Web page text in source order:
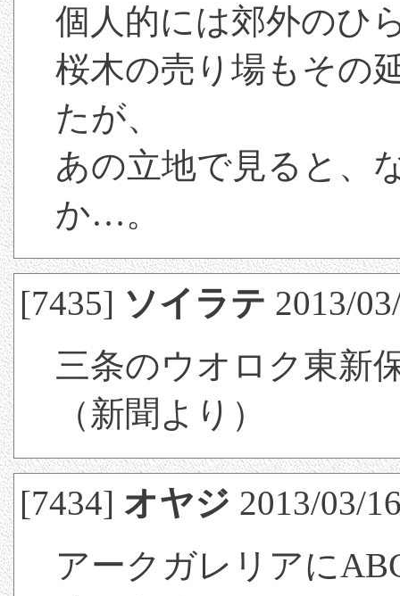
個人的には郊外のひ
桜木の売り場もその
たが、
あの立地で見ると、
か…。
[7435] ソイラテ 2013/
三条のウオロク東新
（新聞より）
[7434] オヤジ 2013/03/
アークガレリアに